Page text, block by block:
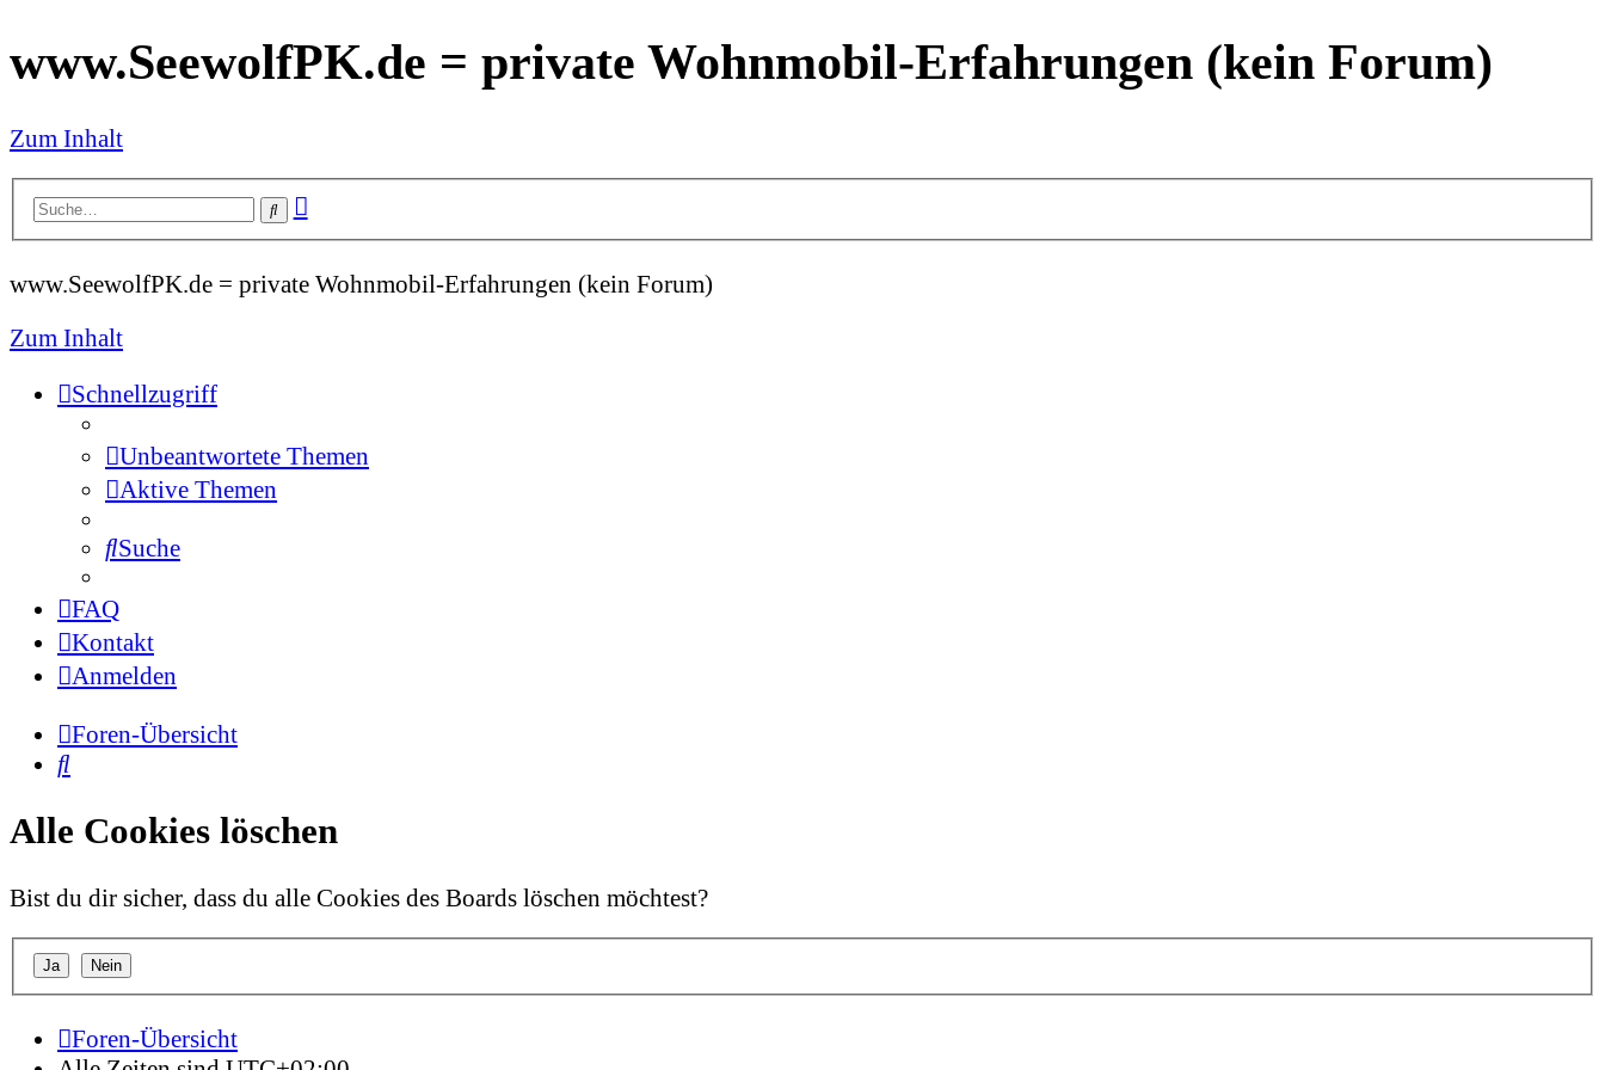
www.SeewolfPK.de = private Wohnmobil-Erfahrungen (kein Forum)
Zum Inhalt
SucheErweiterte
www.SeewolfPK.de = private Wohnmobil-Erfahrungen (kein Forum)
Zum Inhalt
Schnellzugriff
Unbeantwortete Themen
Aktive Themen
Suche
FAQ
Kontakt
Anmelden
Foren-Übersicht
Alle Cookies löschen
Bist du dir sicher, dass du alle Cookies des Boards löschen möchtest?
Foren-Übersicht